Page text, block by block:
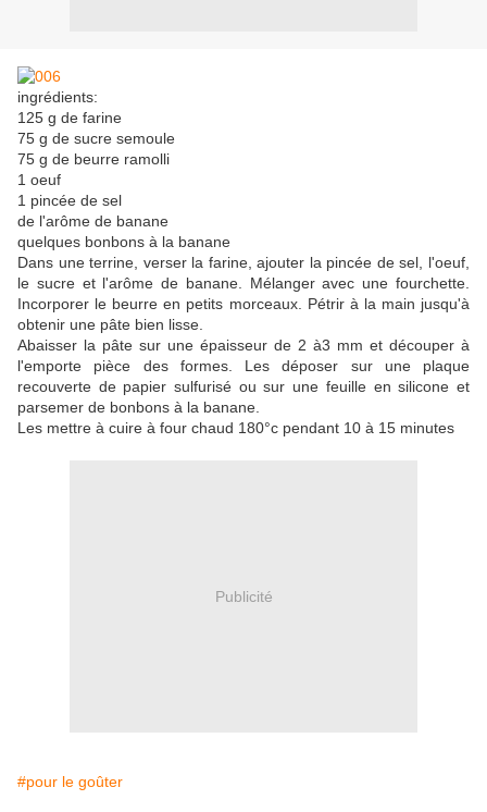
ingrédients:
125 g de farine
75 g de sucre semoule
75 g de beurre ramolli
1 oeuf
1 pincée de sel
de l'arôme de banane
quelques bonbons à la banane
Dans une terrine, verser la farine, ajouter la pincée de sel, l'oeuf,
le sucre et l'arôme de banane. Mélanger avec une fourchette.
Incorporer le beurre en petits morceaux. Pétrir à la main jusqu'à
obtenir une pâte bien lisse.
Abaisser la pâte sur une épaisseur de 2 à3 mm et découper à
l'emporte pièce des formes. Les déposer sur une plaque
recouverte de papier sulfurisé ou sur une feuille en silicone et
parsemer de bonbons à la banane.
Les mettre à cuire à four chaud 180°c pendant 10 à 15 minutes
Publicité
#pour le goûter